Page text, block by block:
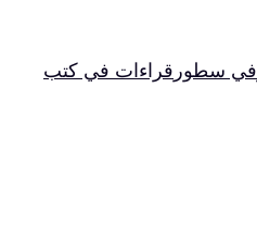
في سطور قراءات في كتب